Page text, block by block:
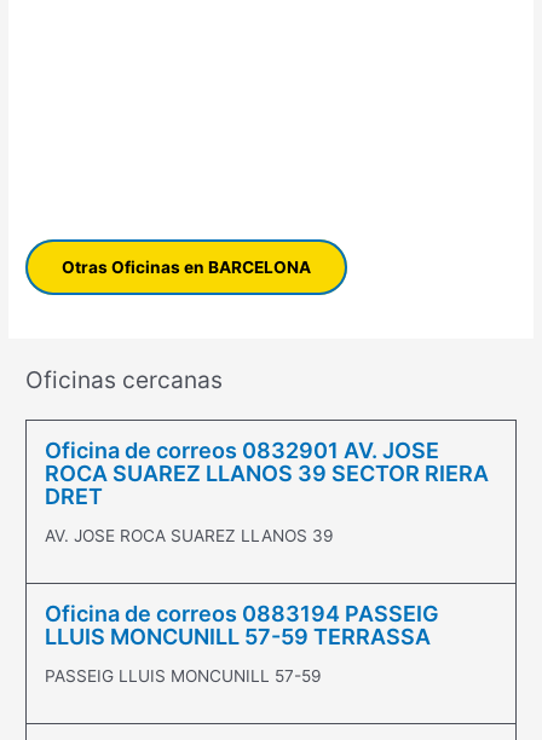
Otras Oficinas en BARCELONA
Oficinas cercanas
Oficina de correos 0832901 AV. JOSE
ROCA SUAREZ LLANOS 39 SECTOR RIERA
DRET
AV. JOSE ROCA SUAREZ LLANOS 39
Oficina de correos 0883194 PASSEIG
LLUIS MONCUNILL 57-59 TERRASSA
PASSEIG LLUIS MONCUNILL 57-59